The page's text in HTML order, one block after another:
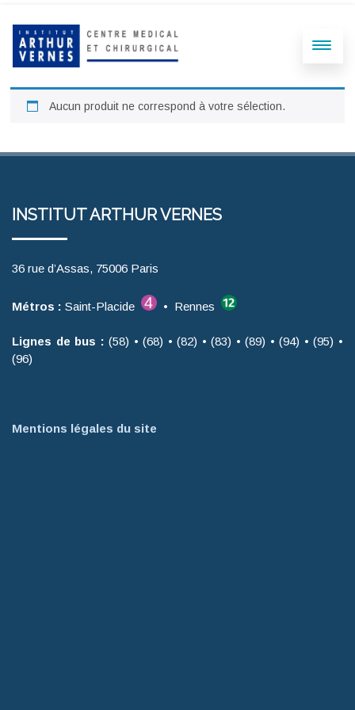
Aucun produit ne correspond à votre sélection.
INSTITUT ARTHUR VERNES
36 rue d’Assas, 75006 Paris
Métros : Saint-Placide • Rennes
Lignes de bus : (58) • (68) • (82) • (83) • (89) • (94) • (95) •
(96)
Mentions légales du site